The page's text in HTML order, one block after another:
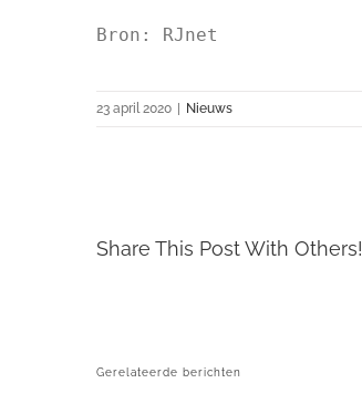
Bron: RJnet
23 april 2020 Nieuws
Share This Post With Others!
Gerelateerde berichten